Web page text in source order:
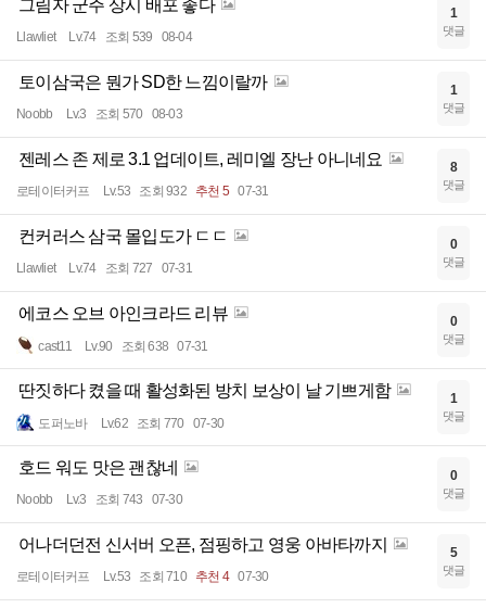
그림자 군주 상시 배포 좋다
Llawliet Lv.74 조회 539 08-04
1
댓글
토이삼국은 뭔가 SD한 느낌이랄까
Noobb Lv.3 조회 570 08-03
1
댓글
젠레스 존 제로 3.1 업데이트, 레미엘 장난 아니네요
로테이터커프 Lv.53 조회 932 추천 5 07-31
8
댓글
컨커러스 삼국 몰입도가 ㄷㄷ
Llawliet Lv.74 조회 727 07-31
0
댓글
에코스 오브 아인크라드 리뷰
cast11 Lv.90 조회 638 07-31
0
댓글
딴짓하다 켰을 때 활성화된 방치 보상이 날 기쁘게함
도퍼노바 Lv.62 조회 770 07-30
1
댓글
호드 워도 맛은 괜찮네
Noobb Lv.3 조회 743 07-30
0
댓글
어나더던전 신서버 오픈, 점핑하고 영웅 아바타까지
로테이터커프 Lv.53 조회 710 추천 4 07-30
5
댓글